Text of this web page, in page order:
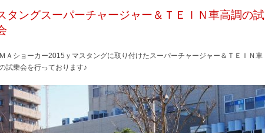
タングスーパーチャージャー＆ＴＥＩＮ車高調の試
Ａショーカー2015ｙマスタングに取り付けたスーパーチャージャー＆ＴＥＩＮ車
試乗会を行っております♪